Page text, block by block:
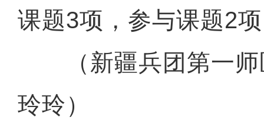
课题3项，参与课题2
（新疆兵团第一师
玲玲）
体验马术成为新疆兵团民众